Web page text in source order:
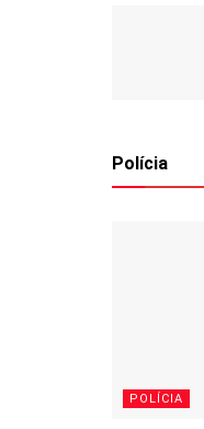
Polícia
POLÍCIA